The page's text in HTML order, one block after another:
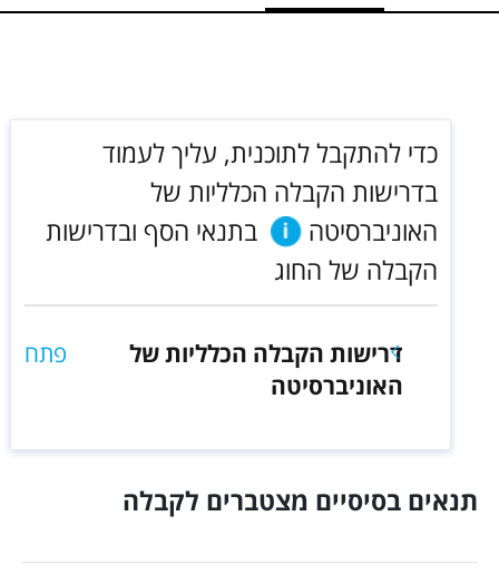
כדי להתקבל לתוכנית, עליך לעמוד
בדרישות הקבלה הכלליות של
האוניברסיטה
בתנאי הסף ובדרישות
הקבלה של החוג
דרישות הקבלה הכלליות של
האוניברסיטה
פתח
תנאים בסיסיים מצטברים לקבלה